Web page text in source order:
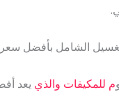
الشامل بأفضل
م للمكيفات والذي يعد